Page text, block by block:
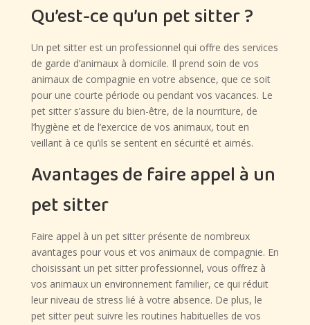
Qu’est-ce qu’un pet sitter ?
Un pet sitter est un professionnel qui offre des services
de garde d’animaux à domicile. Il prend soin de vos
animaux de compagnie en votre absence, que ce soit
pour une courte période ou pendant vos vacances. Le
pet sitter s’assure du bien-être, de la nourriture, de
l’hygiène et de l’exercice de vos animaux, tout en
veillant à ce qu’ils se sentent en sécurité et aimés.
Avantages de faire appel à un
pet sitter
Faire appel à un pet sitter présente de nombreux
avantages pour vous et vos animaux de compagnie. En
choisissant un pet sitter professionnel, vous offrez à
vos animaux un environnement familier, ce qui réduit
leur niveau de stress lié à votre absence. De plus, le
pet sitter peut suivre les routines habituelles de vos